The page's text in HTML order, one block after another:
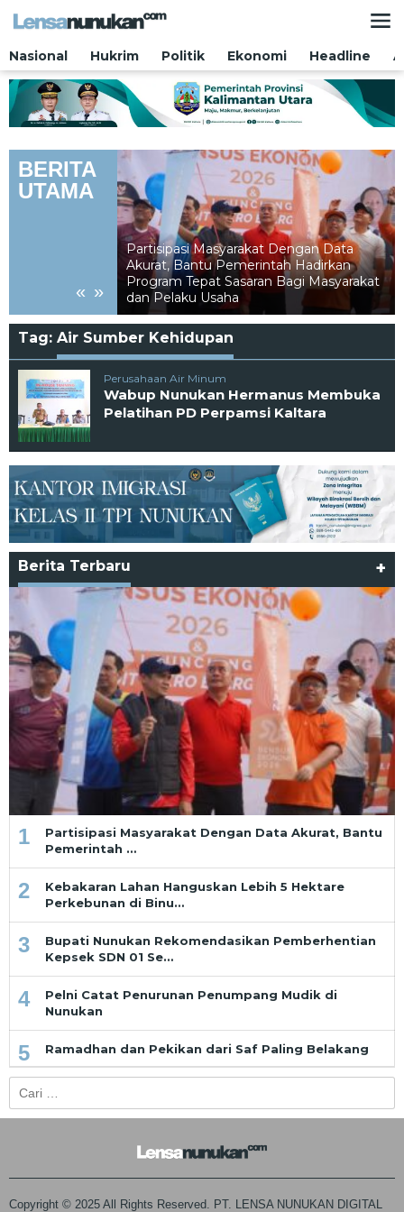
Nasional
Hukrim Politik Ekonomi Headline
BERITA
UTAMA
« »
Partisipasi Masyarakat Dengan Data
Akurat, Bantu Pemerintah Hadirkan
Program Tepat Sasaran Bagi Masyarakat
dan Pelaku Usaha
Tag: Air Sumber Kehidupan
Perusahaan Air Minum
Wabup Nunukan Hermanus Membuka
Pelatihan PD Perpamsi Kaltara
Berita Terbaru +
1
Partisipasi Masyarakat Dengan Data Akurat, Bantu
Pemerintah …
2
Kebakaran Lahan Hanguskan Lebih 5 Hektare
Perkebunan di Binu…
3
Bupati Nunukan Rekomendasikan Pemberhentian
Kepsek SDN 01 Se…
4
Pelni Catat Penurunan Penumpang Mudik di
Nunukan
5 Ramadhan dan Pekikan dari Saf Paling Belakang
untuk:
Copyright © 2025 All Rights Reserved. PT. LENSA NUNUKAN DIGITAL